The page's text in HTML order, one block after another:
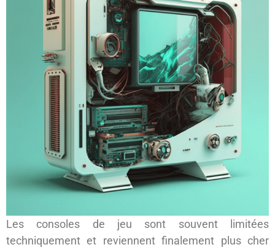
Les consoles de jeu sont souvent limitées
techniquement et reviennent finalement plus cher